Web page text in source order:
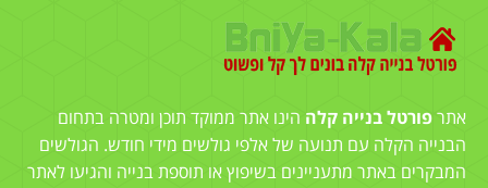
אתר פורטל בנייה קלה הינו אתר ממוקד תוכן ומטרה בתחום
הבנייה הקלה עם תנועה של אלפי גולשים מידי חודש. הגולשים
המבקרים באתר מתעניינים בשיפוץ או תוספת בנייה והגיעו לאתר